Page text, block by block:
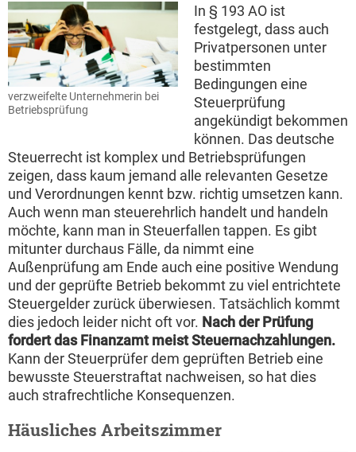
verzweifelte Unternehmerin bei
Betriebsprüfung
In § 193 AO ist
festgelegt, dass auch
Privatpersonen unter
bestimmten
Bedingungen eine
Steuerprüfung
angekündigt bekommen
können. Das deutsche
Steuerrecht ist komplex und Betriebsprüfungen
zeigen, dass kaum jemand alle relevanten Gesetze
und Verordnungen kennt bzw. richtig umsetzen kann.
Auch wenn man steuerehrlich handelt und handeln
möchte, kann man in Steuerfallen tappen. Es gibt
mitunter durchaus Fälle, da nimmt eine
Außenprüfung am Ende auch eine positive Wendung
und der geprüfte Betrieb bekommt zu viel entrichtete
Steuergelder zurück überwiesen. Tatsächlich kommt
dies jedoch leider nicht oft vor. Nach der Prüfung
fordert das Finanzamt meist Steuernachzahlungen.
Kann der Steuerprüfer dem geprüften Betrieb eine
bewusste Steuerstraftat nachweisen, so hat dies
auch strafrechtliche Konsequenzen.
Häusliches Arbeitszimmer